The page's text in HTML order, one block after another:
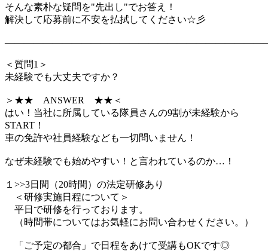
そんな素朴な疑問を"先出し"でお答え！
解決して応募前に不安を払拭してください☆彡
＜質問1＞
未経験でも大丈夫ですか？
＞★★ ANSWER ★★＜
はい！当社に所属している隊員さんの9割が未経験から
START！
車の免許や社員経験なども一切問いません！
なぜ未経験でも始めやすい！と言われているのか…！
１>>3日間（20時間）の法定研修あり
＜研修実施日程について＞
平日で研修を行っております。
（時間帯についてはお気軽にお問い合わせください。）
「ご予定の都合」で日程をあけて受講もOKです◎